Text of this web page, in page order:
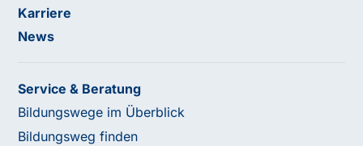
Karriere
News
Service & Beratung
Bildungswege im Überblick
Bildungsweg finden